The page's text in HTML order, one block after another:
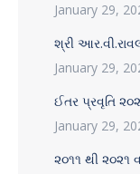
January 29,
શ્રી
January 29,
ઈતર પ્રવૃતિ
January 29,
૨૦૧૧ થી ૨૦૨૧